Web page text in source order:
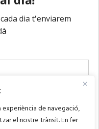
de navegació,
el nostre trànsit. En fer